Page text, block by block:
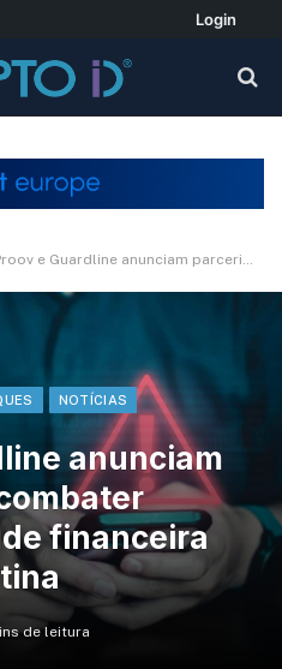
Login
e Guardline anunciam parceria para combater crimes de fraude financeira na América Latina
NOTÍCIAS
anunciam
financeira
de leitura